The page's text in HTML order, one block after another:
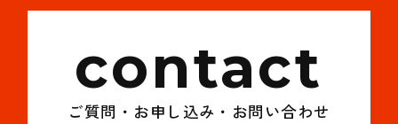
contact
ご質問・お申し込み・お問い合わせ